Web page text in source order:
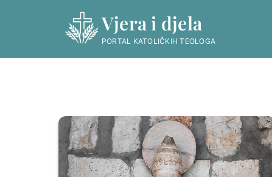
Vjera i djela
PORTAL KATOLIČKIH TEOLOGA